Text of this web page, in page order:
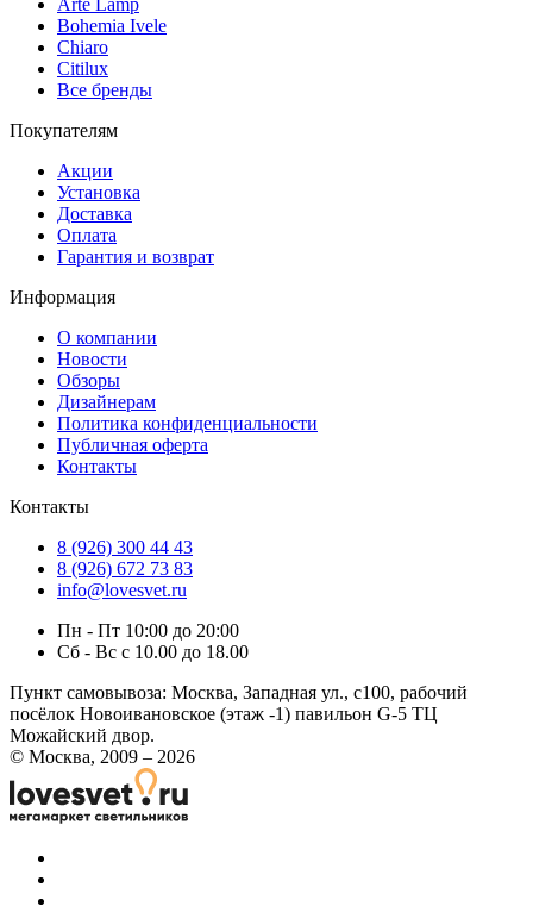
Bohemia Ivele
Chiaro
Citilux
Все бренды
Покупателям
Акции
Установка
Доставка
Оплата
Гарантия и возврат
Информация
О компании
Новости
Обзоры
Дизайнерам
Политика конфиденциальности
Публичная оферта
Контакты
Контакты
8 (926) 300 44 43
8 (926) 672 73 83
info@lovesvet.ru
Пн - Пт 10:00 до 20:00
Сб - Вс с 10.00 до 18.00
Пункт самовывоза: Москва, Западная ул., с100, рабочий
посёлок Новоивановское (этаж -1) павильон G-5 ТЦ
Можайский двор.
© Москва, 2009 – 2026